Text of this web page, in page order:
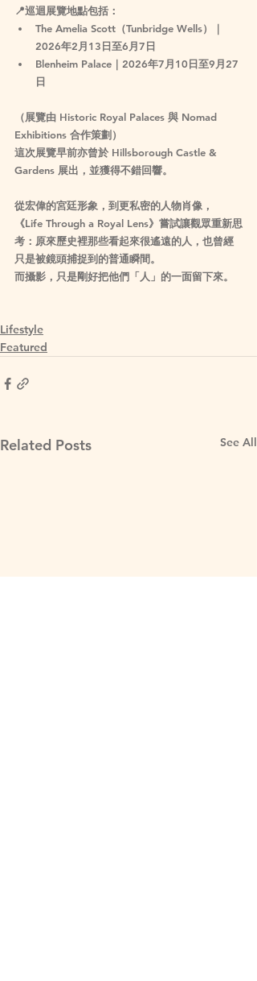
📍巡迴展覽地點包括：
The Amelia Scott（Tunbridge Wells）｜
2026年2月13日至6月7日
Blenheim Palace｜2026年7月10日至9月27
日
（展覽由 Historic Royal Palaces 與 Nomad
Exhibitions 合作策劃）
這次展覽早前亦曾於 Hillsborough Castle &
Gardens 展出，並獲得不錯回響。
從宏偉的宮廷形象，到更私密的人物肖像，
《Life Through a Royal Lens》嘗試讓觀眾重新思
考：原來歷史裡那些看起來很遙遠的人，也曾經
只是被鏡頭捕捉到的普通瞬間。
而攝影，只是剛好把他們「人」的一面留下來。
Lifestyle
Featured
Related Posts See All